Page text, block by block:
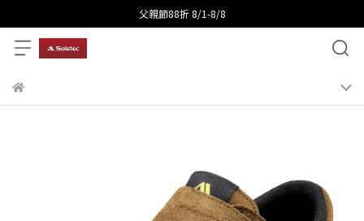
父親節88折 8/1-8/8